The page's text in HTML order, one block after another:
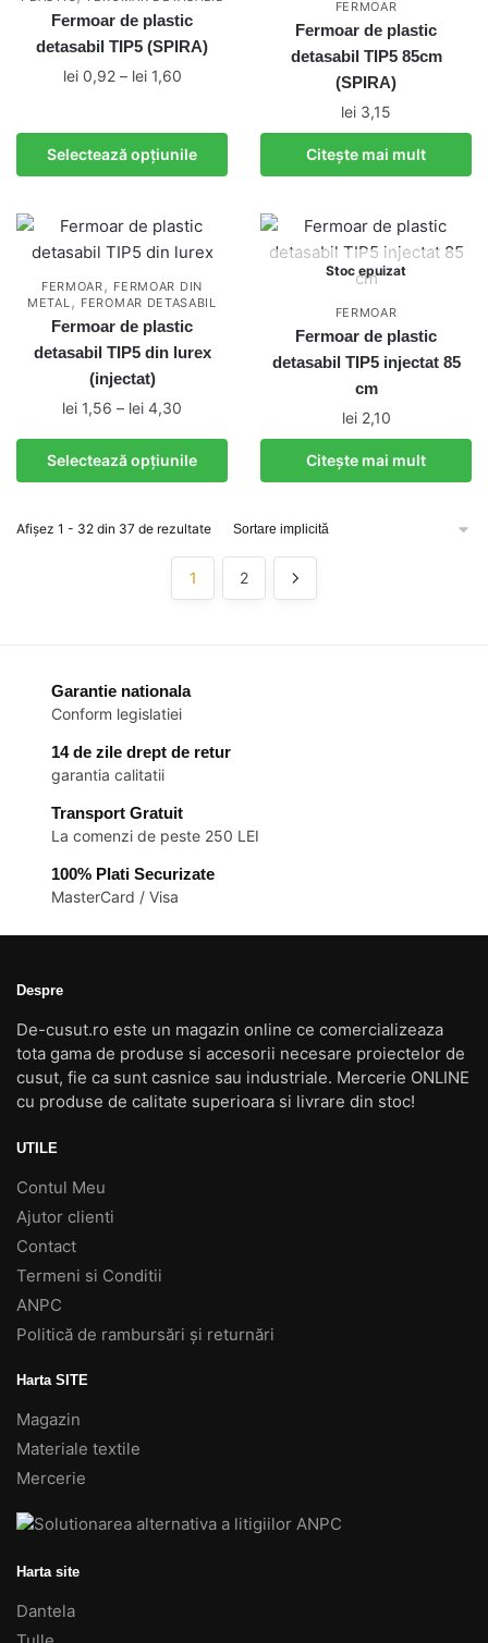
fi
alese
în
produsului.
pot
fi
alese
în
pagina
produsului.
Fermoar de plastic
detasabil TIP5 (SPIRA)
lei0,92 – lei1,60Interval
lei 0,92
lei 1,60
Selectează opțiunile
produs
are
multe
variații.
pot
fi
alese
în
pagina
FERMOAR
Fermoar de plastic
detasabil TIP5 85cm
(SPIRA)
lei 3,15
Citește mai mult
FERMOAR , FERMOAR DIN
METAL , FEROMAR DETASABIL
Fermoar de plastic
detasabil TIP5 din lurex
(injectat)
lei 1,56 – lei 4,30
prețuri:
lei 1,56
la
Selectează opțiunile
Acest
produs
mai
Opțiunile
produsului.
Stoc epuizat
FERMOAR
Fermoar de plastic
detasabil TIP5 injectat 85
cm
lei2,10
Citește mai mult
Afișez 1 - 32 din 37 de rezultate
1 2
Garantie nationala
Conform legislatiei
14 de zile drept de retur
garantia calitatii
Transport Gratuit
La comenzi de peste 250 LEI
100% Plati Securizate
MasterCard / Visa
Despre
De-cusut.ro este un magazin online ce comercializeaza
tota gama de produse si accesorii necesare proiectelor de
cusut, fie ca sunt casnice sau industriale. Mercerie ONLINE
cu produse de calitate superioara si livrare din stoc!
UTILE
Contul Meu
Ajutor clienti
Contact
Termeni si Conditii
ANPC
Politică de rambursări și returnări
Harta SITE
Magazin
Materiale textile
Mercerie
Harta site
Dantela